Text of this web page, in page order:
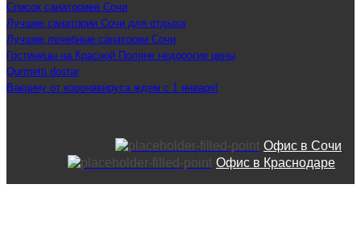
Список санаториев Сочи
Лучшие санатории Сочи для отдыха
Лучшие лечебные санатории Сочи
Гостиницы на Красной Поляне недорогие цены
Qurmetti dostar
Вакцину от коронавируса ждем с 1 января!
Офис в Сочи
Офис в Краснодаре